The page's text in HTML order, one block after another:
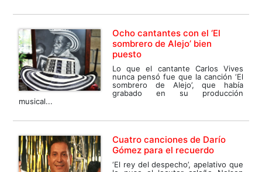
Ocho cantantes con el ‘El
sombrero de Alejo’ bien
puesto
Lo que el cantante Carlos Vives
nunca pensó fue que la canción ‘El
sombrero de Alejo’, que había
grabado en su producción
musical...
Cuatro canciones de Darío
Gómez para el recuerdo
‘El rey del despecho’, apelativo que